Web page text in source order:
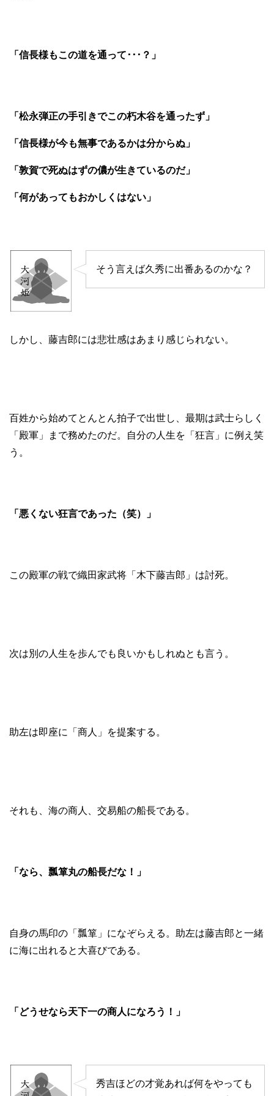
「信長様もこの道を通って･･･？」
「松永弾正の手引きでこの朽木谷を通ったず」
「信長様が今も無事であるかは分からぬ」
「敦賀で死ぬはずの儂が生きているのだ」
「何があってもおかしくはない」
そう言えば久秀に出番あるのかな？
しかし、藤吉郎には悲壮感はあまり感じられない。
百姓から始めてとんとん拍子で出世し、最期は武士らしく
「殿軍」まで務めたのだ。自分の人生を「狂言」に例え笑
う。
「悪くない狂言であった（笑）」
この殿軍の戦で織田家武将「木下藤吉郎」は討死。
次は別の人生を歩んでも良いかもしれぬとも言う。
助左は即座に「商人」を提案する。
それも、海の商人、交易船の船長である。
「なら、瓢箪丸の船長だな！」
自身の馬印の「瓢箪」になぞらえる。助左は藤吉郎と一緒
に海に出れると大喜びである。
「どうせなら天下一の商人になろう！」
秀吉ほどの才覚あれば何をやっても